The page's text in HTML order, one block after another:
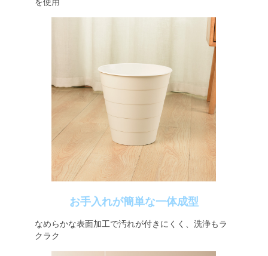
お手入れが簡単な一体成型
なめらかな表面加工で汚れが付きにくく、洗浄もラ
クラク